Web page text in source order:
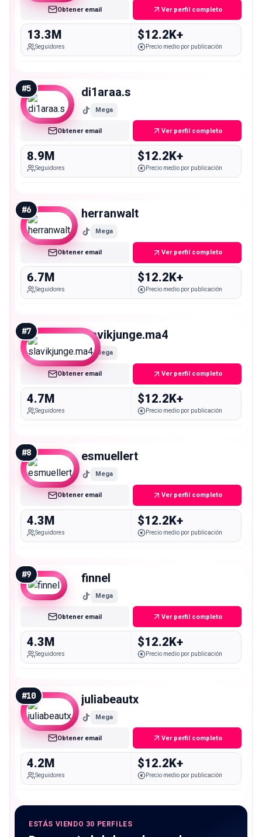
Obtener email Ver perfil completo
13.3M
Seguidores
$12.2K+
Precio medio por publicación
#5 di1araa.s
Mega
Obtener email Ver perfil completo
8.9M
Seguidores
$12.2K+
Precio medio por publicación
#6 herranwalt
Mega
Obtener email Ver perfil completo
6.7M
Seguidores
$12.2K+
Precio medio por publicación
#7 slavikjunge.ma4
Mega
Obtener email Ver perfil completo
4.7M
Seguidores
$12.2K+
Precio medio por publicación
#8 esmuellert
Mega
Obtener email Ver perfil completo
4.3M
Seguidores
$12.2K+
Precio medio por publicación
#9 finnel
Mega
Obtener email Ver perfil completo
4.3M
Seguidores
$12.2K+
Precio medio por publicación
#10 juliabeautx
Mega
Obtener email Ver perfil completo
4.2M
Seguidores
$12.2K+
Precio medio por publicación
ESTÁS VIENDO 30 PERFILES